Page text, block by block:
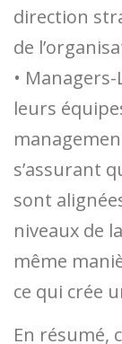
direction
de
•
leurs
s’assurant
sont
niveaux de
même
ce qui crée
En résumé,